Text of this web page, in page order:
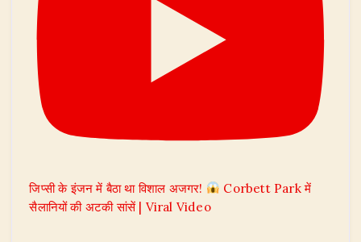
जिप्सी के इंजन में बैठा था विशाल अजगर!
Corbett Park में
सैलानियों की अटकी सांसें | Viral Video